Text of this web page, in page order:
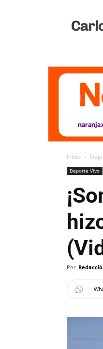
Vivo
Inicio
Deporte Vivo
Por